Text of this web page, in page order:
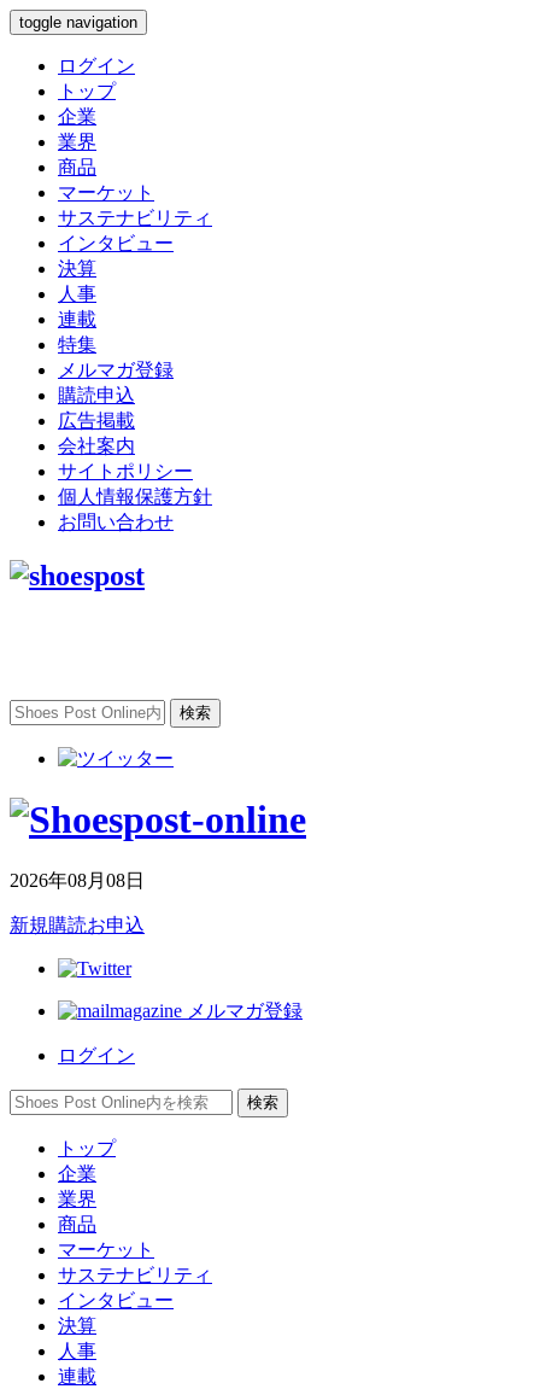
toggle navigation
ログイン
トップ
企業
業界
商品
マーケット
サステナビリティ
インタビュー
決算
人事
連載
特集
メルマガ登録
購読申込
広告掲載
会社案内
サイトポリシー
個人情報保護方針
お問い合わせ
2026年08月08日
新規購読お申込
メルマガ登録
ログイン
トップ
企業
業界
商品
マーケット
サステナビリティ
インタビュー
決算
人事
連載